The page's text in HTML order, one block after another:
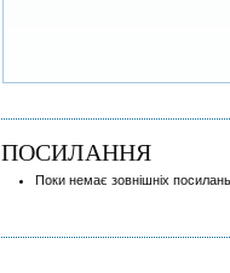
ПОСИЛАННЯ
Поки немає зовнішніх посилань.